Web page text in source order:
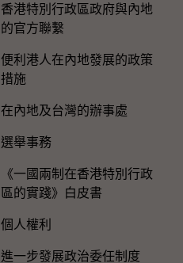
香港特別行政區政府與內地
的官方聯繫
便利港人在內地發展的政策
措施
在內地及台灣的辦事處
選舉事務
《一國兩制在香港特別行政
區的實踐》白皮書
個人權利
進一步發展政治委任制度